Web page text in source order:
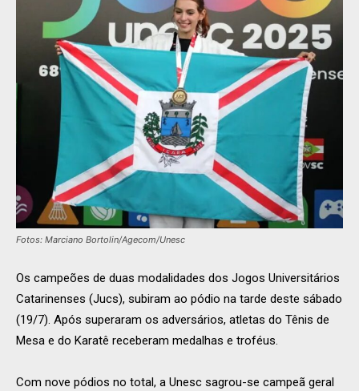
Fotos: Marciano Bortolin/Agecom/Unesc
Os campeões de duas modalidades dos Jogos Universitários
Catarinenses (Jucs), subiram ao pódio na tarde deste sábado
(19/7). Após superaram os adversários, atletas do Tênis de
Mesa e do Karatê receberam medalhas e troféus.
Com nove pódios no total, a Unesc sagrou-se campeã geral